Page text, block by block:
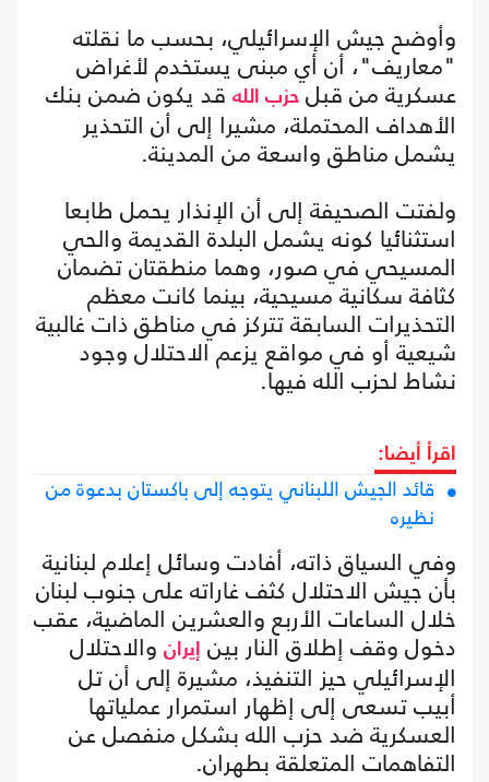
وأوضح جيش الإسرائيلي، بحسب ما نقلته
"معاريف"، أن أي مبنى يستخدم لأغراض
عسكرية من قبلحزب الله قد يكون ضمن بنك
الأهداف المحتملة، مشيرا إلى أن التحذير
يشمل مناطق واسعة من المدينة.
ولفتت الصحيفة إلى أن الإنذار يحمل طابعا
استثنائيا كونه يشمل البلدة القديمة والحي
المسيحي في صور، وهما منطقتان تضمان
كثافة سكانية مسيحية، بينما كانت معظم
التحذيرات السابقة تتركز في مناطق ذات غالبية
شيعية أو في مواقع يزعم الاحتلال وجود
نشاط لحزب الله فيها.
اقرأ أيضا:
قائد الجيش اللبناني يتوجه إلى باكستان بدعوة من
نظيره
وفي السياق ذاته، أفادت وسائل إعلام لبنانية
بأن جيش الاحتلال كثف غاراته على جنوب لبنان
خلال الساعات الأربع والعشرين الماضية، عقب
دخول وقف إطلاق النار بين إيران والاحتلال
الإسرائيلي حيز التنفيذ، مشيرة إلى أن تل
أبيب تسعى إلى إظهار استمرار عملياتها
العسكرية ضد حزب الله بشكل منفصل عن
التفاهمات المتعلقة بطهران.